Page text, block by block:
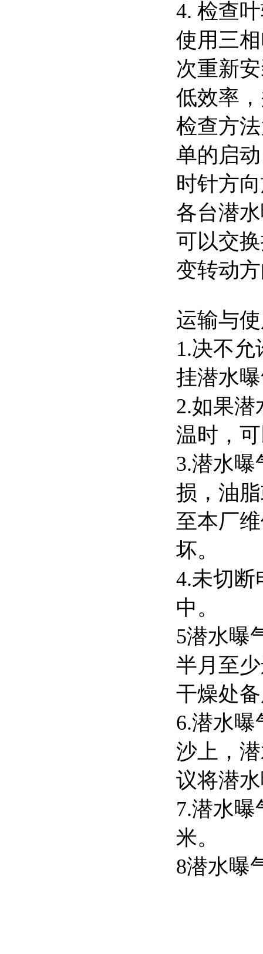
4. 检查
使用三
次重新
低效率
检查方
单的启
时针方
各台潜
可以交
变转动
运输与
1.决不
挂潜水
2.如果
温时，
3.潜水
损，油
至本厂
坏。
4.未切断
中。
5潜水曝
半月至
干燥处
6.潜水
沙上，
议将潜
7.潜水
米。
8潜水曝